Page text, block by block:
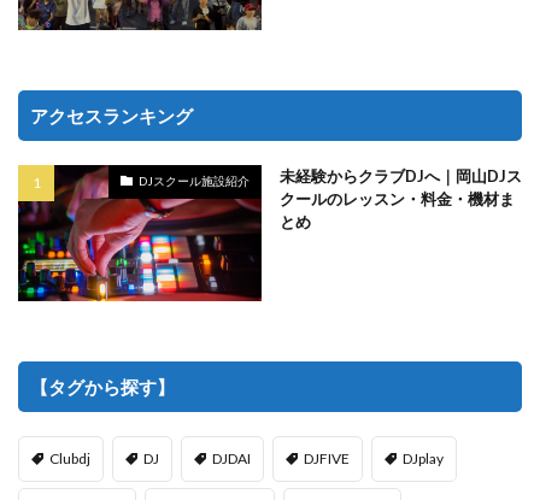
アクセスランキング
DJスクール施設紹介
未経験からクラブDJへ｜岡山DJス
クールのレッスン・料金・機材ま
とめ
【タグから探す】
Clubdj DJ DJDAI DJFIVE DJplay